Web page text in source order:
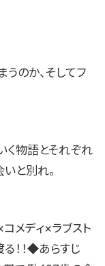
うのか、そしてフ
く物語とそれぞれ
と別れ。
メディ×ラブスト
！！◆あらすじ